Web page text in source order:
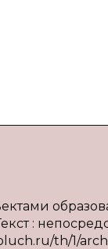
:
th/1/